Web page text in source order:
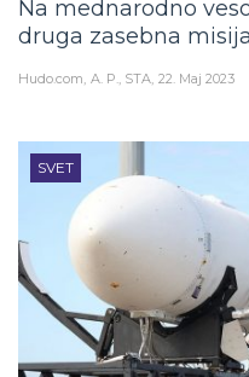
Na mednarodno
druga zasebna
Hudo.com A. P., STA 22. Maj 2023
SVET